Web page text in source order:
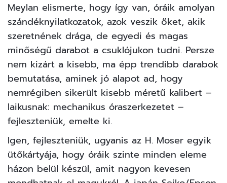
Meylan elismerte, hogy így van, óráik amolyan
szándéknyilatkozatok, azok veszik őket, akik
szeretnének drága, de egyedi és magas
minőségű darabot a csuklójukon tudni. Persze
nem kizárt a kisebb, ma épp trendibb darabok
bemutatása, aminek jó alapot ad, hogy
nemrégiben sikerült kisebb méretű kalibert –
laikusnak: mechanikus óraszerkezetet –
fejleszteniük, emelte ki.
Igen, fejleszteniük, ugyanis az H. Moser egyik
ütőkártyája, hogy óráik szinte minden eleme
házon belül készül, amit nagyon kevesen